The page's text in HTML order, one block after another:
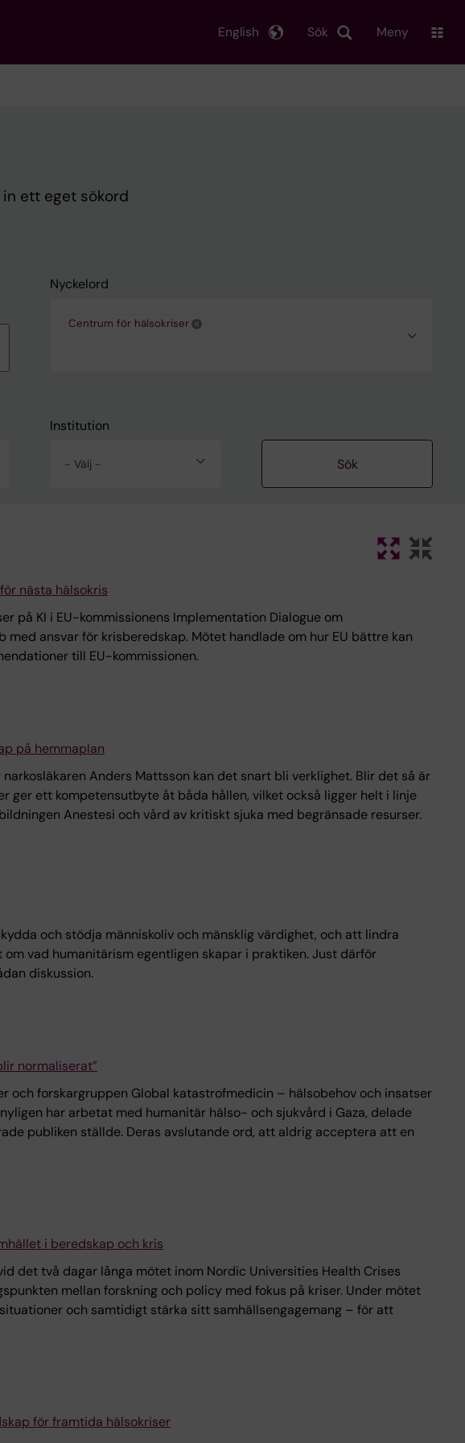
Sök
English Meny
in ett eget sökord
Nyckelord
Centrum för hälsokriser
Institution
- Välj -
nästa hälsokris
på KI i EU-kommissionens Implementation Dialogue om
ansvar för krisberedskap. Mötet handlade om hur EU bättre kan
till EU-kommissionen.
på hemmaplan
Anders Mattsson kan det snart bli verklighet. Blir det så är
ett kompetensutbyte åt båda hållen, vilket också ligger helt i linje
Anestesi och vård av kritiskt sjuka med begränsade resurser.
och stödja människoliv och mänsklig värdighet, och att lindra
vad humanitärism egentligen skapar i praktiken. Just därför
diskussion.
normaliserat”
och forskargruppen Global katastrofmedicin – hälsobehov och insatser
har arbetat med humanitär hälso- och sjukvård i Gaza, delade
publiken ställde. Deras avslutande ord, att aldrig acceptera att en
i beredskap och kris
det två dagar långa mötet inom Nordic Universities Health Crises
mellan forskning och policy med fokus på kriser. Under mötet
och samtidigt stärka sitt samhällsengagemang – för att
för framtida hälsokriser